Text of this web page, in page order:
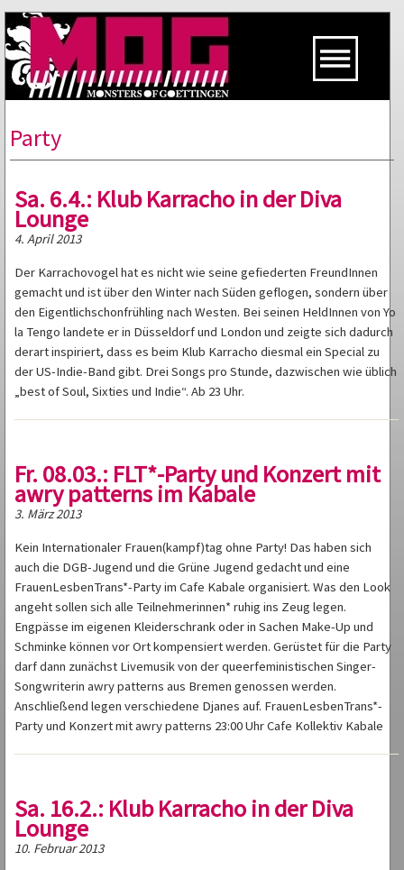
Party
Sa. 6.4.: Klub Karracho in der Diva
Lounge
4. April 2013
Der Karrachovogel hat es nicht wie seine gefiederten FreundInnen
gemacht und ist über den Winter nach Süden geflogen, sondern über
den Eigentlichschonfrühling nach Westen. Bei seinen HeldInnen von Yo
la Tengo landete er in Düsseldorf und London und zeigte sich dadurch
derart inspiriert, dass es beim Klub Karracho diesmal ein Special zu
der US-Indie-Band gibt. Drei Songs pro Stunde, dazwischen wie üblich
„best of Soul, Sixties und Indie“. Ab 23 Uhr.
Fr. 08.03.: FLT*-Party und Konzert mit
awry patterns im Kabale
3. März 2013
Kein Internationaler Frauen(kampf)tag ohne Party! Das haben sich
auch die DGB-Jugend und die Grüne Jugend gedacht und eine
FrauenLesbenTrans*-Party im Cafe Kabale organisiert. Was den Look
angeht sollen sich alle Teilnehmerinnen* ruhig ins Zeug legen.
Engpässe im eigenen Kleiderschrank oder in Sachen Make-Up und
Schminke können vor Ort kompensiert werden. Gerüstet für die Party
darf dann zunächst Livemusik von der queerfeministischen Singer-
Songwriterin awry patterns aus Bremen genossen werden.
Anschließend legen verschiedene Djanes auf. FrauenLesbenTrans*-
Party und Konzert mit awry patterns 23:00 Uhr Cafe Kollektiv Kabale
Sa. 16.2.: Klub Karracho in der Diva
Lounge
10. Februar 2013